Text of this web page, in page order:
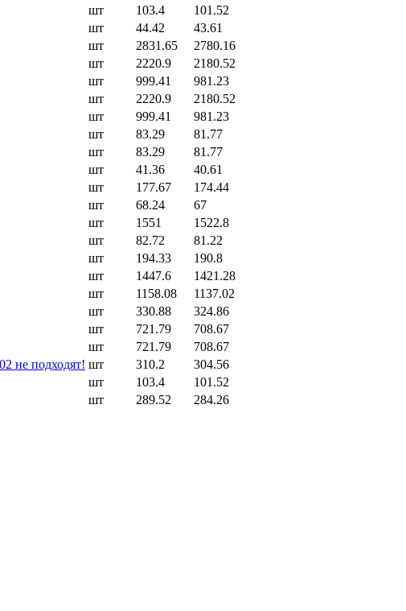
шт 103.4
101.52
шт 44.42
43.61
шт 2831.65
2780.16
шт 2220.9
2180.52
шт 999.41
981.23
шт 2220.9
2180.52
шт 999.41
981.23
шт 83.29
81.77
шт 83.29
81.77
шт 41.36
40.61
шт 177.67
174.44
шт 68.24
67
шт 1551
1522.8
шт 82.72
81.22
шт 194.33
190.8
шт 1447.6
1421.28
шт 1158.08
1137.02
шт 330.88
324.86
шт 721.79
708.67
шт 721.79
708.67
не подходят! шт 310.2
304.56
шт 103.4
101.52
шт 289.52 284.26